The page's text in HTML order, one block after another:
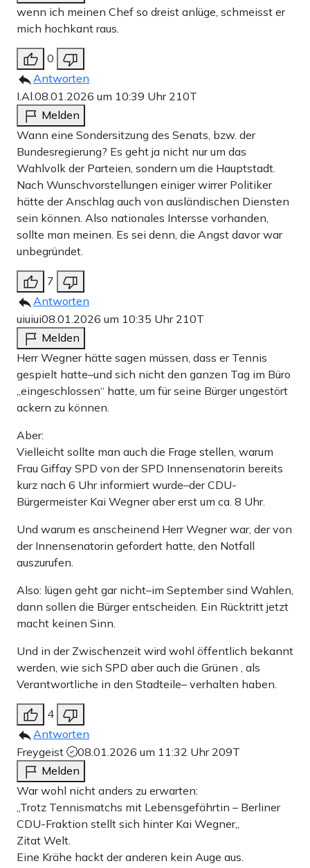
wenn ich meinen Chef so dreist anlüge, schmeisst er
mich hochkant raus.
0
Antworten
I.Al.08.01.2026 um 10:39 Uhr 210T
Melden
Wann eine Sondersitzung des Senats, bzw. der
Bundesregierung? Es geht ja nicht nur um das
Wahlvolk der Parteien, sondern um die Hauptstadt.
Nach Wunschvorstellungen einiger wirrer Politiker
hätte der Anschlag auch von ausländischen Diensten
sein können. Also nationales Intersse vorhanden,
sollte man meinen. Es sei denn, die Angst davor war
unbegründet.
7
Antworten
uiuiui08.01.2026 um 10:35 Uhr 210T
Melden
Herr Wegner hätte sagen müssen, dass er Tennis
gespielt hatte–und sich nicht den ganzen Tag im Büro
„eingeschlossen“ hatte, um für seine Bürger ungestört
ackern zu können.
Aber:
Vielleicht sollte man auch die Frage stellen, warum
Frau Giffay SPD von der SPD Innensenatorin bereits
kurz nach 6 Uhr informiert wurde–der CDU-
Bürgermeister Kai Wegner aber erst um ca. 8 Uhr.
Und warum es anscheinend Herr Wegner war, der von
der Innensenatorin gefordert hatte, den Notfall
auszurufen.
Also: lügen geht gar nicht–im September sind Wahlen,
dann sollen die Bürger entscheiden. Ein Rücktritt jetzt
macht keinen Sinn.
Und in der Zwischenzeit wird wohl öffentlich bekannt
werden, wie sich SPD aber auch die Grünen , als
Verantwortliche in den Stadteile– verhalten haben.
4
Antworten
Freygeist
08.01.2026 um 11:32 Uhr 209T
Melden
War wohl nicht anders zu erwarten:
„Trotz Tennismatchs mit Lebensgefährtin – Berliner
CDU-Fraktion stellt sich hinter Kai Wegner„
Zitat Welt.
Eine Krähe hackt der anderen kein Auge aus.